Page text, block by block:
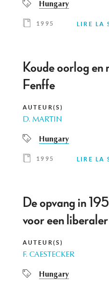
Hungary
1995 LIRE LA
Koude oorlog en
Fenffe
AUTEUR(S)
D. MARTIN
Hungary
1995 LIRE LA
De opvang in
voor een
AUTEUR(S)
F. CAESTECKER
Hungary